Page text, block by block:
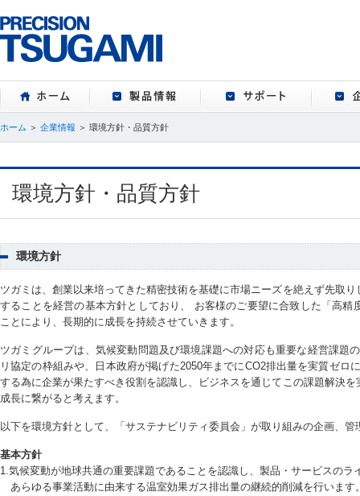
ホーム ＞ 企業情報 ＞ 環境方針・品質方針
環境方針・品質方針
環境方針
ツガミは、創業以来培ってきた精密技術を基礎に市場ニーズを絶えず先取
することを経営の基本方針としており、 お客様のご要望に合致した「高精
ことにより、長期的に成長を持続させていきます。
ツガミグループは、気候変動問題及び環境課題への対応も重要な経営課題
リ協定の枠組みや、日本政府が掲げた2050年までにCO2排出量を実質ゼロ
する為に企業が果たすべき役割を認識し、ビジネスを通じてこの課題解決
成長に繋がると考えます。
以下を環境方針として、「サステナビリティ委員会」が取り組みの企画、
基本方針
1.気候変動が地球共通の重要課題であることを認識し、製品・サービスの
あらゆる事業活動に由来する温室効果ガス排出量の継続的削減を行います